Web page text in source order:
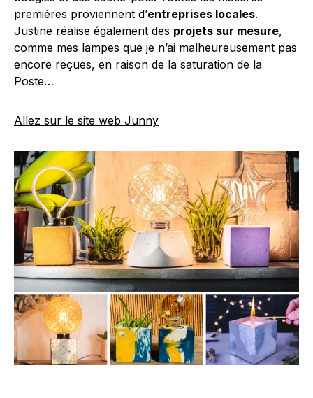
premières proviennent d’entreprises locales.
Justine réalise également des projets sur mesure,
comme mes lampes que je n’ai malheureusement pas
encore reçues, en raison de la saturation de la
Poste…
Allez sur le site web Junny